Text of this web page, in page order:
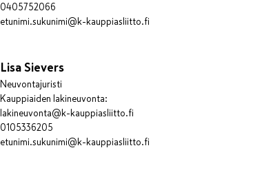
0405752066
etunimi.sukunimi@k-kauppiasliitto.fi
Lisa Sievers
Neuvontajuristi
Kauppiaiden lakineuvonta:
lakineuvonta@k-kauppiasliitto.fi
0105336205
etunimi.sukunimi@k-kauppiasliitto.fi